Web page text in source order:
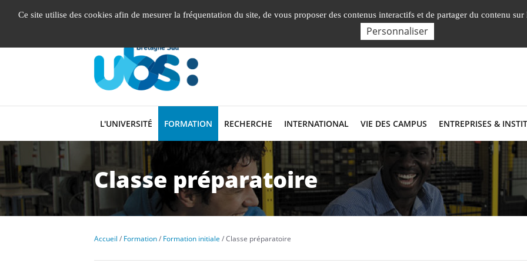
Nos Facultés,
English
L'UNIVERSITÉ FORMATION RECHERCHE INTERNATIONAL VIE DES CAMPUS ENTREPRISES &
Classe préparatoire
Accueil Formation Formation initiale Classe préparatoire
Ce site utilise des cookies afin de mesurer la fréquentation du site, de vous proposer des contenus interactifs et de partager du contenu sur
Personnaliser